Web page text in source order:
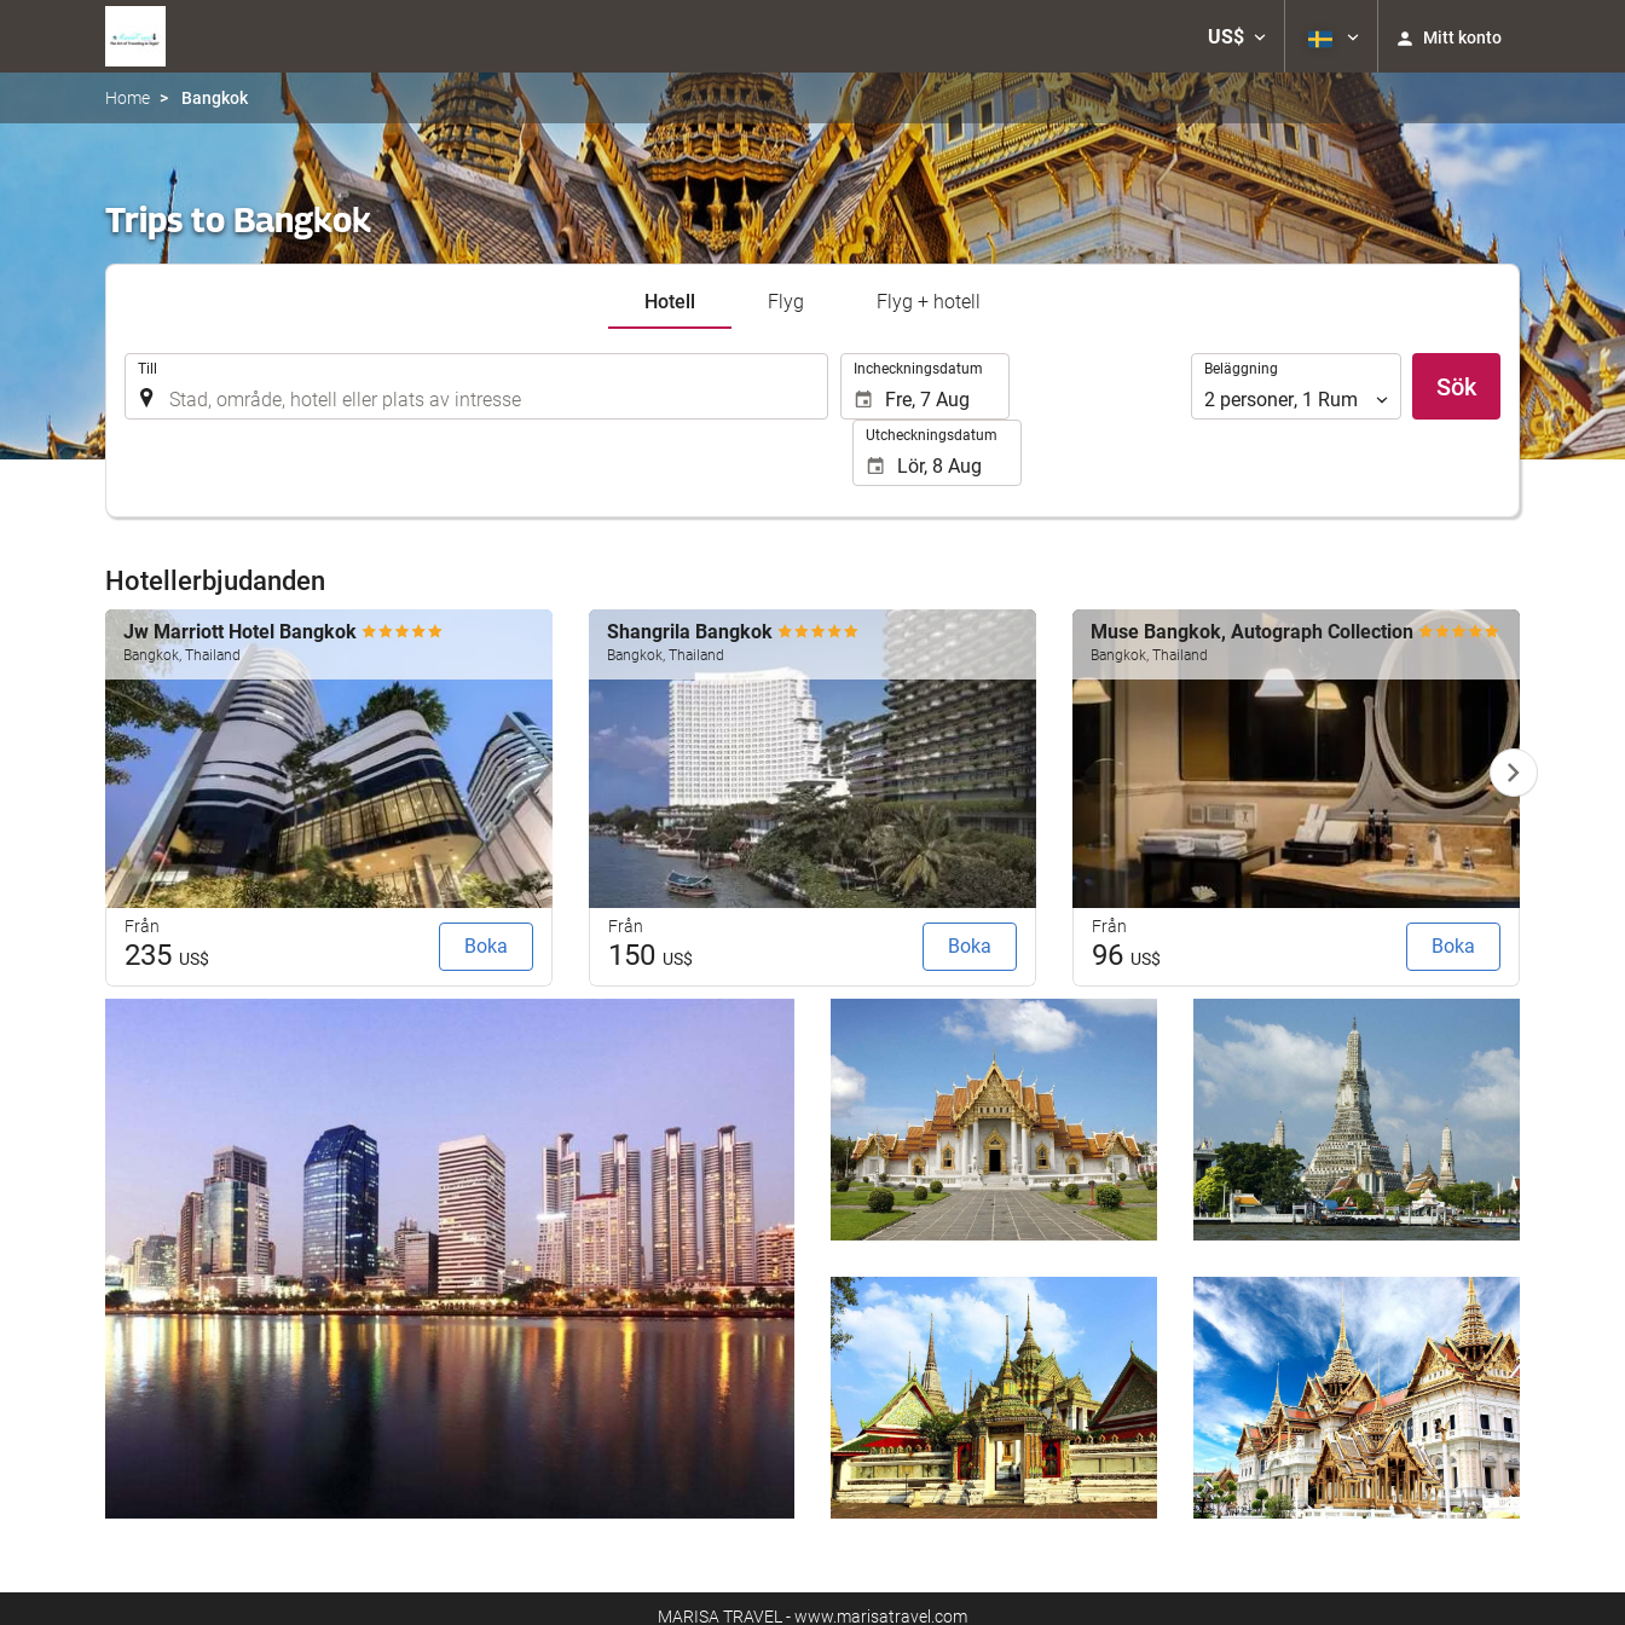
US$ Mitt konto
Home Bangkok
Trips to Bangkok
Hotell Flyg Flyg + hotell
Till Incheckningsdatum
Utcheckningsdatum
Beläggning
Beläggning
2 personer, 1 Rum Sök
Hotellerbjudanden
Jw Marriott Hotel Bangkok
Bangkok, Thailand
Från
235 US$
Boka
Shangrila Bangkok
Bangkok, Thailand
Från
150 US$
Boka
Muse Bangkok, Autograph Collection
Bangkok, Thailand
Från
96 US$
Boka
MARISA TRAVEL - www.marisatravel.com